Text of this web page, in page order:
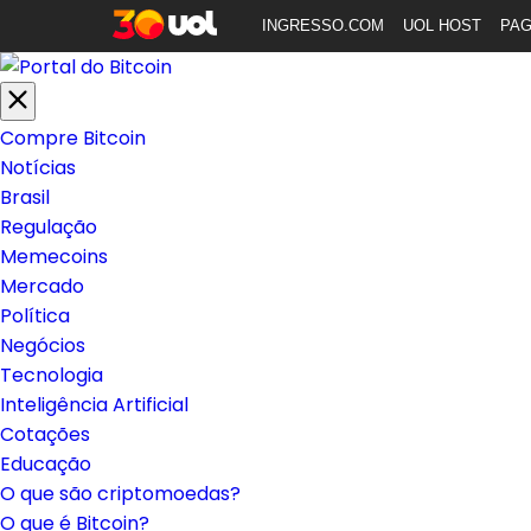
INGRESSO.COM UOL HOST
Compre Bitcoin
Notícias
Brasil
Regulação
Memecoins
Mercado
Política
Negócios
Tecnologia
Inteligência Artificial
Cotações
Educação
O que são criptomoedas?
O que é Bitcoin?